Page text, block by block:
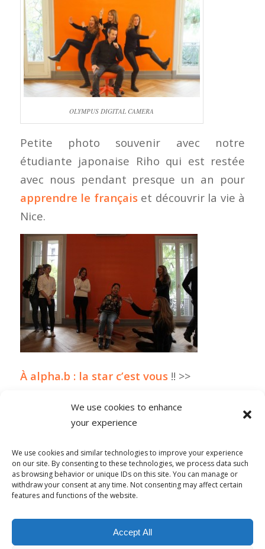
We use cookies to enhance
your experience
We use cookies and similar technologies to improve your experience
on our site. By consenting to these technologies, we process data such
as browsing behavior or unique IDs on this site. You can manage or
withdraw your consent at any time. Not consenting may affect certain
features and functions of the website.
Accept All
OLYMPUS DIGITAL CAMERA
Petite photo souvenir avec notre
étudiante japonaise Riho qui est restée
avec nous pendant presque un an pour
apprendre le françaiset découvrir la vie à
Nice.
À alpha.b : la star c’est vous!! >>
0 COMMENTAIRES
© Copyright - Alpha-b 2019-2026 -powered by Enfold WordPress